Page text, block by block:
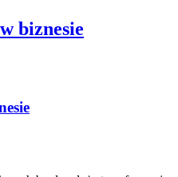
biznesie